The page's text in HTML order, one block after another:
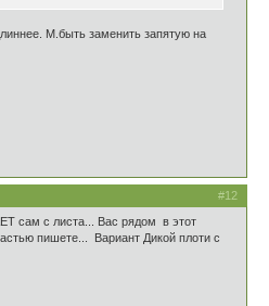
М.быть заменить запятую на
#12
сам с листа... Вас рядом в этот
пишете... Вариант Дикой плоти с